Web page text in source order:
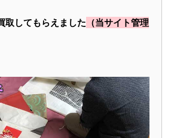
取してもらえました （当サイト管理